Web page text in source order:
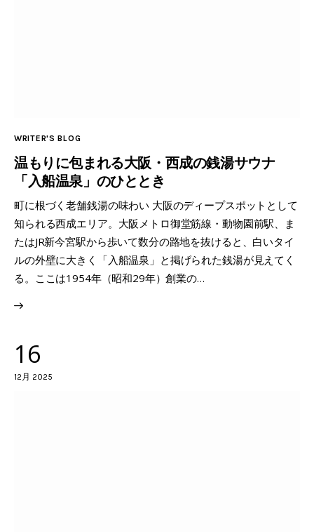
WRITER'S BLOG
温もりに包まれる大阪・西成の銭湯サウナ
「入船温泉」のひととき
町に根づく老舗銭湯の味わい 大阪のディープスポットとして
知られる西成エリア。大阪メトロ御堂筋線・動物園前駅、ま
たはJR新今宮駅から歩いて数分の路地を抜けると、白いタイ
ルの外壁に大きく「入船温泉」と掲げられた銭湯が見えてく
る。ここは1954年（昭和29年）創業の…
16
12月 2025